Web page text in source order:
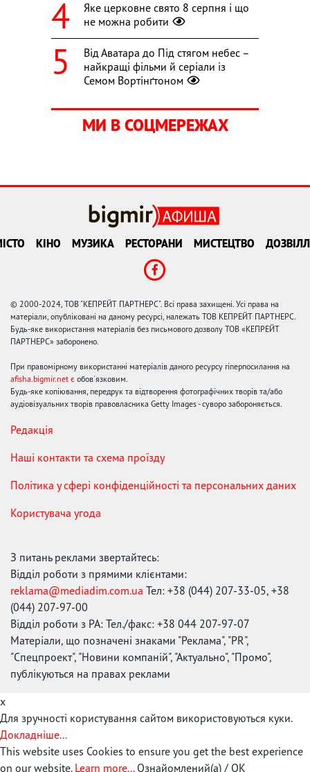
Яке церковне свято 8 серпня і що
не можна робити
Від Аватара до Під стягом небес –
найкращі фільми й серіали із
Семом Вортінґтоном
МИ В СОЦМЕРЕЖАХ
КІНО МУЗИКА РЕСТОРАНИ МИСТЕЦТВО
© 2000-2024, ТОВ "КЕПРЕЙТ ПАРТНЕРС". Всі права захищені. Усі права на
матеріали, опубліковані на даному ресурсі, належать ТОВ КЕПРЕЙТ ПАРТНЕРС.
Будь-яке використання матеріалів без письмового дозволу ТОВ «КЕПРЕЙТ
ПАРТНЕРС» заборонено.
При правомірному використанні матеріалів даного ресурсу гіперпосилання на
afisha.bigmir.net є обов'язковим.
Будь-яке копіювання, передрук та відтворення фотографічних творів та/або
аудіовізуальних творів правовласника Getty Images - суворо забороняється.
Редакція
Наші контакти та схема проїзду
Політика у сфері конфіденційності та персональних даних
Користувача угода
З питань реклами звертайтесь:
Відділ роботи з прямими клієнтами:
reklama@mediadim.com.ua Тел: +38 (044) 207-33-05, +38
(044) 207-97-00
Відділ роботи з РА: Тел./факс: +38 044 207-97-07
Матеріали, що позначені знаками "Реклама", "PR",
"Спецпроект", "Новини компаній", "Актуально", "Промо",
публікуються на правах реклами
x
Для зручності користування сайтом використовуються куки.
Докладніше...
This website uses Cookies to ensure you get the best experience
on our website. Learn more... Ознайомлений(а) / OK